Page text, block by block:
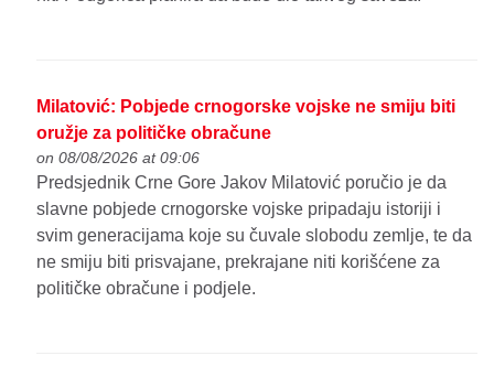
Milatović: Pobjede crnogorske vojske ne smiju biti
oružje za političke obračune
on 08/08/2026 at 09:06
Predsjednik Crne Gore Jakov Milatović poručio je da
slavne pobjede crnogorske vojske pripadaju istoriji i
svim generacijama koje su čuvale slobodu zemlje, te da
ne smiju biti prisvajane, prekrajane niti korišćene za
političke obračune i podjele.